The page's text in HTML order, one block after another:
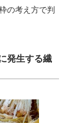
の考え方で判
発生する繊